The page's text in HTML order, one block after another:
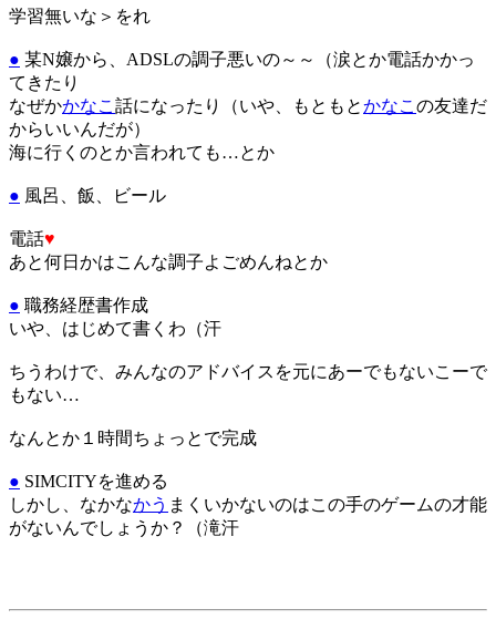
学習無いな＞をれ
● 某N嬢から、ADSLの調子悪いの～～（涙とか電話かかっ
てきたり
なぜかかなこ 話になったり（いや、もともとかなこ の友達だ
からいいんだが）
海に行くのとか言われても…とか
● 風呂、飯、ビール
電話♥
あと何日かはこんな調子よごめんねとか
● 職務経歴書作成
いや、はじめて書くわ（汗
ちうわけで、みんなのアドバイスを元にあーでもないこーで
もない…
なんとか１時間ちょっとで完成
● SIMCITYを進める
しかし、なかなかう まくいかないのはこの手のゲームの才能
がないんでしょうか？（滝汗